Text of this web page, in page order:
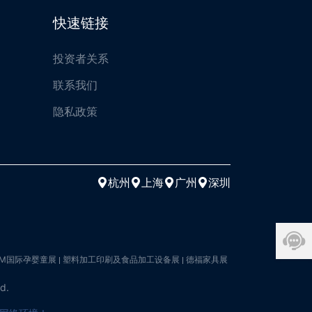
快速链接
投资者关系
联系我们
隐私政策
杭州 上海 广州 深圳
国际孕婴童展 塑料加工印刷及食品加工设备展 德福家具展